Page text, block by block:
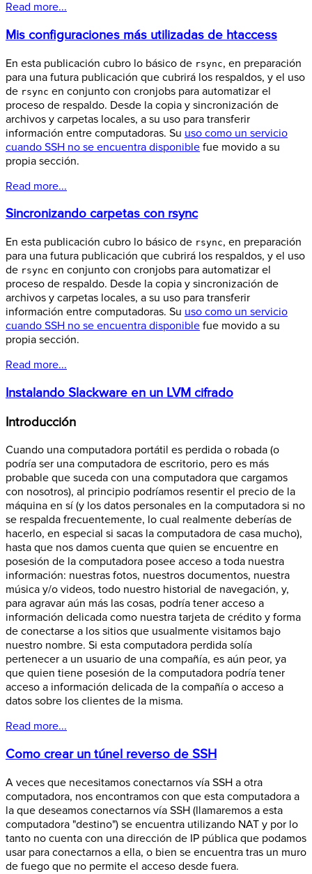
Read more...
Mis configuraciones más utilizadas de htaccess
En esta publicación cubro lo básico de rsync, en preparación
para una futura publicación que cubrirá los respaldos, y el uso
de rsync en conjunto con cronjobs para automatizar el
proceso de respaldo. Desde la copia y sincronización de
archivos y carpetas locales, a su uso para transferir
información entre computadoras. Su uso como un servicio
cuando SSH no se encuentra disponible fue movido a su
propia sección.
Read more...
Sincronizando carpetas con rsync
En esta publicación cubro lo básico de rsync, en preparación
para una futura publicación que cubrirá los respaldos, y el uso
de rsync en conjunto con cronjobs para automatizar el
proceso de respaldo. Desde la copia y sincronización de
archivos y carpetas locales, a su uso para transferir
información entre computadoras. Su uso como un servicio
cuando SSH no se encuentra disponible fue movido a su
propia sección.
Read more...
Instalando Slackware en un LVM cifrado
Introducción
Cuando una computadora portátil es perdida o robada (o
podría ser una computadora de escritorio, pero es más
probable que suceda con una computadora que cargamos
con nosotros), al principio podríamos resentir el precio de la
máquina en sí (y los datos personales en la computadora si no
se respalda frecuentemente, lo cual realmente deberías de
hacerlo, en especial si sacas la computadora de casa mucho),
hasta que nos damos cuenta que quien se encuentre en
posesión de la computadora posee acceso a toda nuestra
información: nuestras fotos, nuestros documentos, nuestra
música y/o videos, todo nuestro historial de navegación, y,
para agravar aún más las cosas, podría tener acceso a
información delicada como nuestra tarjeta de crédito y forma
de conectarse a los sitios que usualmente visitamos bajo
nuestro nombre. Si esta computadora perdida solía
pertenecer a un usuario de una compañía, es aún peor, ya
que quien tiene posesión de la computadora podría tener
acceso a información delicada de la compañía o acceso a
datos sobre los clientes de la misma.
Read more...
Como crear un túnel reverso de SSH
A veces que necesitamos conectarnos vía SSH a otra
computadora, nos encontramos con que esta computadora a
la que deseamos conectarnos vía SSH (llamaremos a esta
computadora "destino") se encuentra utilizando NAT y por lo
tanto no cuenta con una dirección de IP pública que podamos
usar para conectarnos a ella, o bien se encuentra tras un muro
de fuego que no permite el acceso desde fuera.